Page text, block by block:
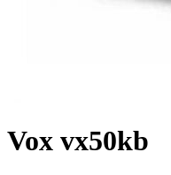
Vox vx50kb